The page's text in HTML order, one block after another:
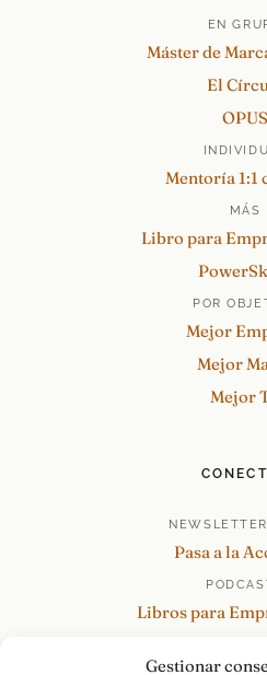
Gestionar
EN
Máster de
El
OPUS
Mentoría 1:1
MÁS
Libro para
POR
Mejor
Mejor
Mejor
Pasa a la
Libros para